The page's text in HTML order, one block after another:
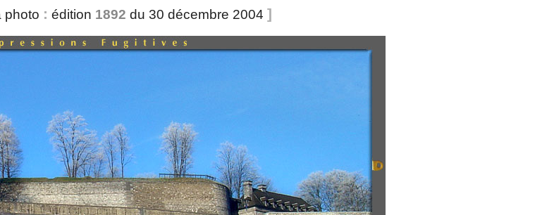
photo : édition 1892 du 30 décembre 2004 ]